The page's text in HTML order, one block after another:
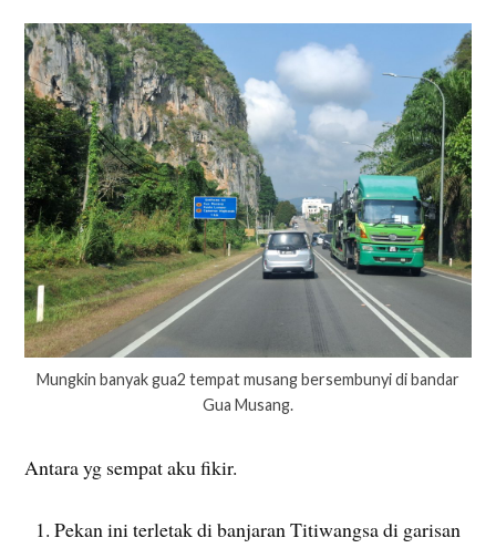
Mungkin banyak gua2 tempat musang bersembunyi di bandar
Gua Musang.
Antara yg sempat aku fikir.
Pekan ini terletak di banjaran Titiwangsa di garisan